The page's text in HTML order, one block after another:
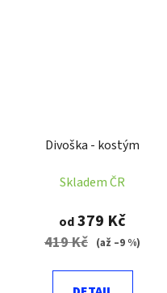
Divoška - kostým
Skladem ČR
od379 Kč
419 Kč (až –9 %)